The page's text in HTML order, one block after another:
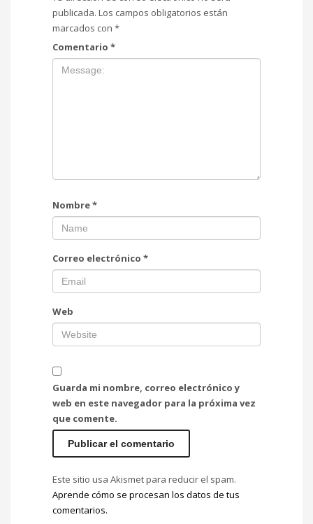
publicada. Los campos obligatorios están
marcados con *
Comentario *
Nombre*
Correo electrónico *
Web
Guarda mi nombre, correo electrónico y
web en este navegador para la próxima vez
que comente.
Este sitio usa Akismet para reducir el spam.
Aprende cómo se procesan los datos de tus
comentarios.